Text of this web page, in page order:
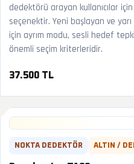
dedektörü arayan kullanıcılar
seçenektir. Yeni başlayan ve
için ayrım modu, sesli hedef
önemli seçim kriterleridir.
37.500 TL
NOKTA DEDEKTÖR ALTIN /